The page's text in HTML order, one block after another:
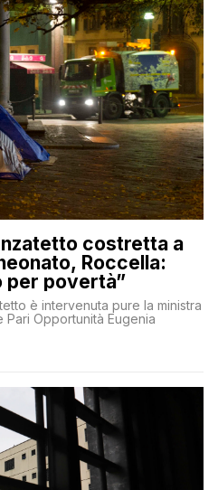
costretta a
Roccella:
per povertà”
è intervenuta pure la ministra
Pari Opportunità Eugenia